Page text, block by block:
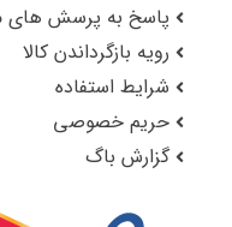
پاسخ به پرسش های
رویه بازگرداندن کالا
شرایط استفاده
حریم خصوصی
گزارش باگ